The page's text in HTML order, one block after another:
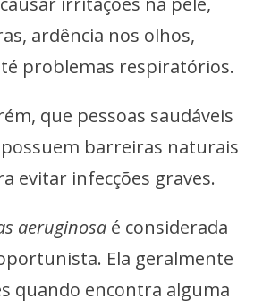
ardência nos olhos,
problemas respiratórios.
que pessoas saudáveis
barreiras naturais
evitar infecções graves.
aeruginosa é considerada
Ela geralmente
quando encontra alguma